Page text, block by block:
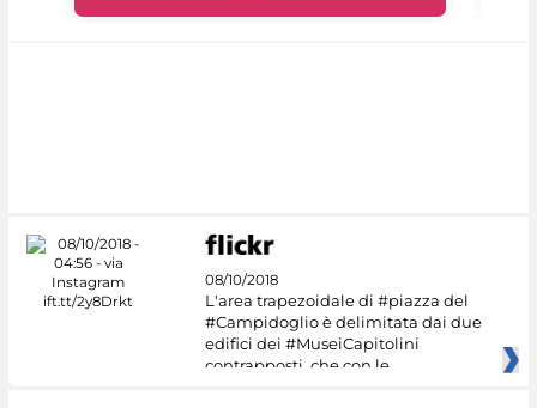
08/10/2018
L'area trapezoidale di #piazza del
#Campidoglio è delimitata dai due
edifici dei #MuseiCapitolini
contrapposti, che con le